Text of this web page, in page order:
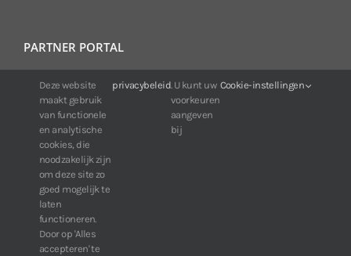
PARTNER PORTAL
For IDIS customers:
24/7 availability, anytime, anywhere.
Web:https://portal.idisglobal.solutions
TOP DOWNLOADS
Software IDIS Center V7.1.0
160.74 MB
Deze website
maakt gebruik
van functionele
en analytische
cookies, die
noodzakelijk zijn
om deze site zo
goed mogelijk te
laten
functioneren.
Door op 'Alles
accepteren' te
privacybeleid. U kunt uw
voorkeuren
aangeven
bij
Cookie-instellingen